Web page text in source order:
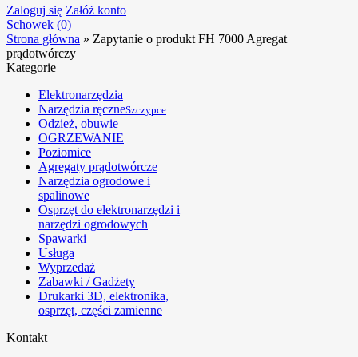
Zaloguj się Załóż konto
Schowek (0)
Strona główna » Zapytanie o produkt FH 7000 Agregat
prądotwórczy
Kategorie
Elektronarzędzia
Narzędzia ręczneSzczypce
Odzież, obuwie
OGRZEWANIE
Poziomice
Agregaty prądotwórcze
Narzędzia ogrodowe i
spalinowe
Osprzęt do elektronarzędzi i
narzędzi ogrodowych
Spawarki
Usługa
Wyprzedaż
Zabawki / Gadżety
Drukarki 3D, elektronika,
osprzęt, części zamienne
Kontakt